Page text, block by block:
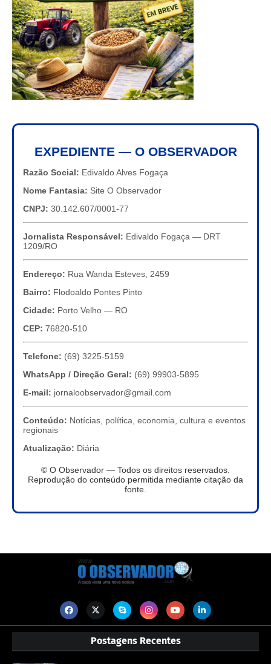
EXPEDIENTE — O OBSERVADOR
Razão Social: Edivaldo Alves Fogaça
Nome Fantasia: Site O Observador
CNPJ: 30.142.607/0001-77
Jornalista Responsável: Edivaldo Fogaça — DRT
1209/RO
Endereço: Rua Wanda Esteves, 2459
Bairro: Flodoaldo Pontes Pinto
Cidade: Porto Velho — RO
CEP: 76820-510
Telefone: (69) 3225-5159
WhatsApp / Direção Geral: (69) 99903-5895
E-mail: jornaloobservador@gmail.com
Conteúdo: Notícias, política, economia, cultura e eventos
regionais
Atualização: Diária
© O Observador — Todos os direitos reservados.
Reprodução do conteúdo permitida mediante citação da
fonte.
Postagens Recentes